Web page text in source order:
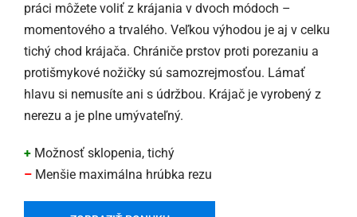
práci môžete voliť z krájania v dvoch módoch –
momentového a trvalého. Veľkou výhodou je aj v celku
tichý chod krájača. Chrániče prstov proti porezaniu a
protišmykové nožičky sú samozrejmosťou. Lámať
hlavu si nemusíte ani s údržbou. Krájač je vyrobený z
nerezu a je plne umývateľný.
+ Možnosť sklopenia, tichý
– Menšie maximálna hrúbka rezu